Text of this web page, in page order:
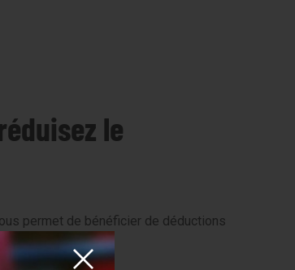
le
permet de bénéficier de déductions